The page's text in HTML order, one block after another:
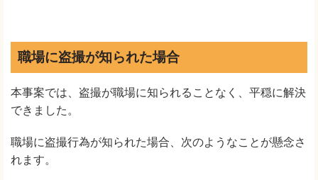
職場に盗撮が知られた場合
本事案では、盗撮が職場に知られることなく、平穏に解決
できました。
職場に盗撮行為が知られた場合、次のようなことが懸念さ
れます。